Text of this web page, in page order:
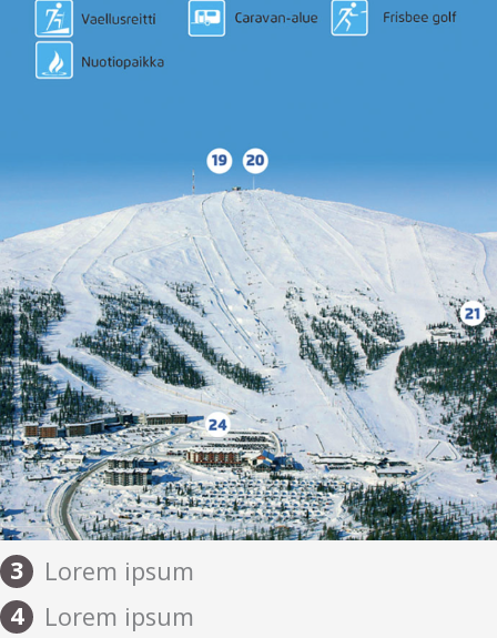
3
Lorem ipsum
4
Lorem ipsum